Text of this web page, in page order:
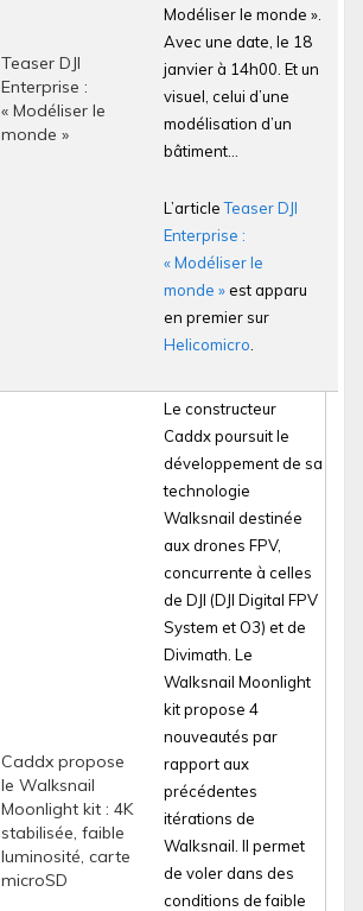
Teaser DJI
Enterprise :
« Modéliser le
monde »
Modéliser le monde ».
Avec une date, le 18
janvier à 14h00. Et un
visuel, celui d’une
modélisation d’un
bâtiment…
L’articleTeaser DJI
Enterprise :
« Modéliser le
monde »est apparu
en premier sur
Helicomicro
Caddx propose
le Walksnail
Moonlight kit : 4K
stabilisée, faible
luminosité, carte
microSD
Le constructeur
Caddx poursuit le
développement de sa
technologie
Walksnail destinée
aux drones FPV,
concurrente à celles
de DJI (DJI Digital FPV
System et O3) et de
Divimath. Le
Walksnail Moonlight
kit propose 4
nouveautés par
rapport aux
précédentes
itérations de
Walksnail. Il permet
de voler dans des
conditions de faible